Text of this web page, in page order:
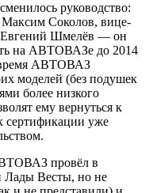
руководство:
Максим Соколов, вице-
Евгений Шмелё в — он
на АВТОВАЗе до 2014
время АВТОВАЗ
моделей (без подушек
более низкого
ему вернуться к
сертификации уже
провёл в
Лады Весты, но не